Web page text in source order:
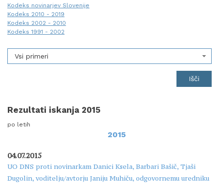
Kodeks novinarjev Slovenije
Kodeks 2010 - 2019
Kodeks 2002 - 2010
Kodeks 1991 - 2002
Vsi primeri
Rezultati iskanja 2015
po letih
2015
04.07.2015
UO DNS proti novinarkam Danici Ksela, Barbari Bašič, Tjaši
Dugolin, voditelju/avtorju Janiju Muhiču, odgovornemu uredniku